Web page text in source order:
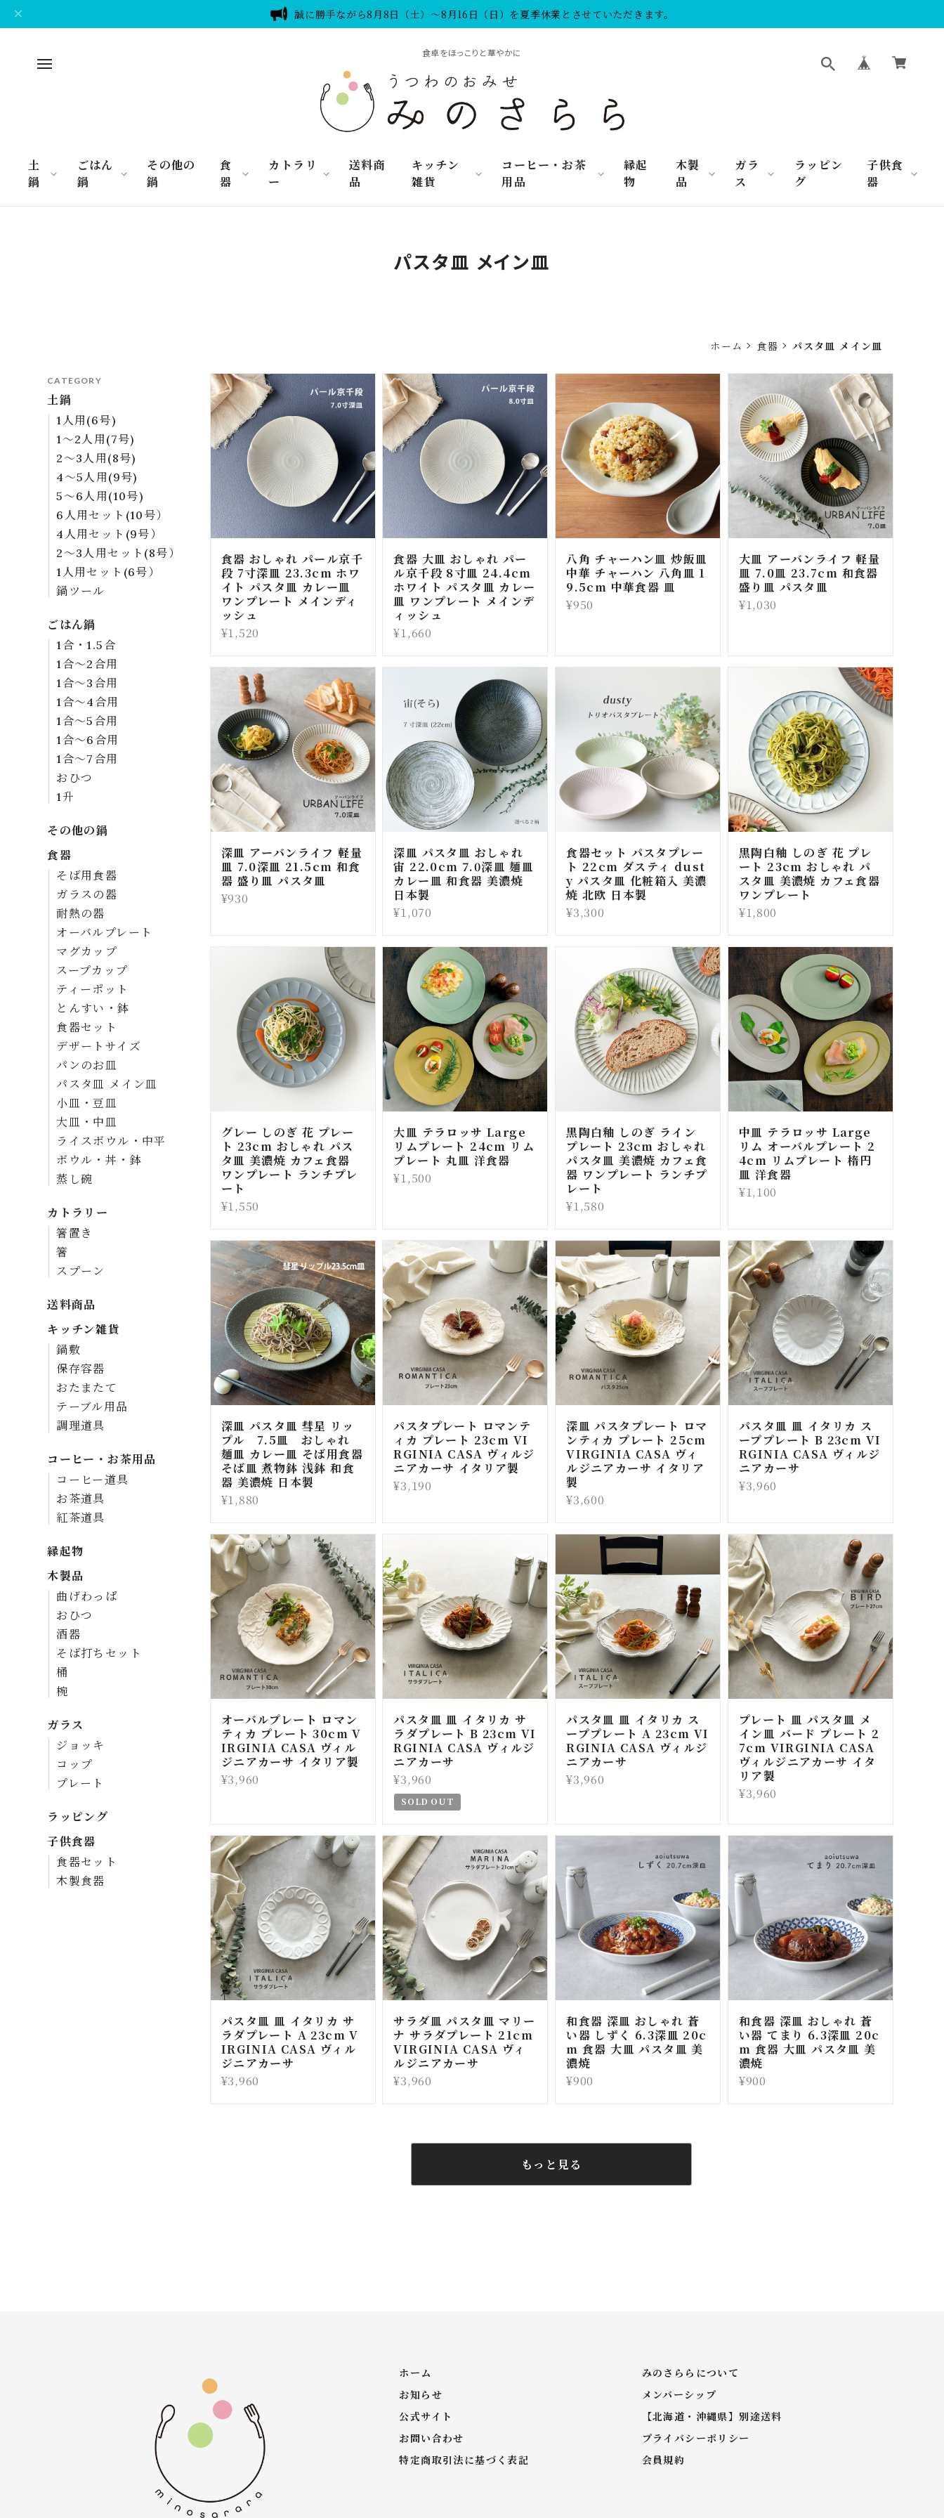
誠に勝手ながら8月8日（土）～8月16日（日）を夏季休業とさせていただきます。
食卓をほっこりと華やかに
土
鍋
ごはん
鍋
その他の
鍋
食
器
カトラリ
ー
送料商
品
キッチン
雑貨
コーヒー・お茶
用品
縁起
物
木製
品
ガラ
ス
ラッピン
グ
子供食
器
パスタ皿 メイン皿
ホーム 食器 パスタ皿 メイン皿
食器 おしゃれ パール京千
段 7寸深皿 23.3cm ホワ
イト パスタ皿 カレー皿
ワンプレート メインディ
ッシュ
¥1,520
食器 大皿 おしゃれ パー
ル京千段 8寸皿 24.4cm
ホワイト パスタ皿 カレー
皿 ワンプレート メインデ
ィッシュ
¥1,660
八角 チャーハン皿 炒飯皿
中華 チャーハン 八角皿 1
9.5cm 中華食器 皿
¥950
大皿 アーバンライフ 軽量
皿 7.0皿 23.7cm 和食器
盛り皿 パスタ皿
¥1,030
深皿 アーバンライフ 軽量
皿 7.0深皿 21.5cm 和食
器 盛り皿 パスタ皿
¥930
深皿 パスタ皿 おしゃれ
宙 22.0cm 7.0深皿 麺皿
カレー皿 和食器 美濃焼
日本製
¥1,070
食器セット パスタプレー
ト 22cm ダスティ dust
y パスタ皿 化粧箱入 美濃
焼 北欧 日本製
¥3,300
黒陶白釉 しのぎ 花 プレ
ート 23cm おしゃれ パ
スタ皿 美濃焼 カフェ食器
ワンプレート
¥1,800
グレー しのぎ 花 プレー
ト 23cm おしゃれ パス
タ皿 美濃焼 カフェ食器
ワンプレート ランチプレ
ート
¥1,550
大皿 テラロッサ Large
リムプレート 24cm リム
プレート 丸皿 洋食器
¥1,500
黒陶白釉 しのぎ ライン
プレート 23cm おしゃれ
パスタ皿 美濃焼 カフェ食
器 ワンプレート ランチプ
レート
¥1,580
中皿 テラロッサ Large
リム オーバルプレート 2
4cm リムプレート 楕円
皿 洋食器
¥1,100
深皿 パスタ皿 彗星 リッ
プル 7.5皿 おしゃれ
麺皿 カレー皿 そば用食器
そば皿 煮物鉢 浅鉢 和食
器 美濃焼 日本製
¥1,880
パスタプレート ロマンテ
ィカ プレート 23cm VI
RGINIA CASA ヴィルジ
ニアカーサ イタリア製
¥3,190
深皿 パスタプレート ロマ
ンティカ プレート 25cm
VIRGINIA CASA ヴィ
ルジニアカーサ イタリア
製
¥3,600
パスタ皿 皿 イタリカ ス
ーププレート B 23cm VI
RGINIA CASA ヴィルジ
ニアカーサ
¥3,960
オーバルプレート ロマン
ティカ プレート 30cm V
IRGINIA CASA ヴィル
ジニアカーサ イタリア製
¥3,960
パスタ皿 皿 イタリカ サ
ラダプレート B 23cm VI
RGINIA CASA ヴィルジ
ニアカーサ
¥3,960
SOLD OUT
パスタ皿 皿 イタリカ ス
ーププレート A 23cm VI
RGINIA CASA ヴィルジ
ニアカーサ
¥3,960
プレート 皿 パスタ皿 メ
イン皿 バード プレート 2
7cm VIRGINIA CASA
ヴィルジニアカーサ イタ
リア製
¥3,960
パスタ皿 皿 イタリカ サ
ラダプレート A 23cm V
IRGINIA CASA ヴィル
ジニアカーサ
¥3,960
サラダ皿 パスタ皿 マリー
ナ サラダプレート 21cm
VIRGINIA CASA ヴィ
ルジニアカーサ
¥3,960
和食器 深皿 おしゃれ 蒼
い器 しずく 6.3深皿 20c
m 食器 大皿 パスタ皿 美
濃焼
¥900
和食器 深皿 おしゃれ 蒼
い器 てまり 6.3深皿 20c
m 食器 大皿 パスタ皿 美
濃焼
¥900
もっと見る
CATEGORY
土鍋
1人用(6号)
1～2人用(7号)
2～3人用(8号)
4～5人用(9号)
5～6人用(10号)
6人用セット(10号）
4人用セット(9号）
2～3人用セット(8号）
1人用セット(6号）
鍋ツール
ごはん鍋
1合・1.5合
1合～2合用
1合～3合用
1合～4合用
1合～5合用
1合～6合用
1合～7合用
おひつ
1升
その他の鍋
食器
そば用食器
ガラスの器
耐熱の器
オーバルプレート
マグカップ
スープカップ
ティーポット
とんすい・鉢
食器セット
デザートサイズ
パンのお皿
パスタ皿 メイン皿
小皿・豆皿
大皿・中皿
ライスボウル・中平
ボウル・丼・鉢
蒸し碗
カトラリー
箸置き
箸
スプーン
送料商品
キッチン雑貨
鍋敷
保存容器
おたまたて
テーブル用品
調理道具
コーヒー・お茶用品
コーヒー道具
お茶道具
紅茶道具
縁起物
木製品
曲げわっぱ
おひつ
酒器
そば打ちセット
桶
椀
ガラス
ジョッキ
コップ
プレート
ラッピング
子供食器
食器セット
木製食器
ホーム
みのさららについて
お知らせ
メンバーシップ
公式サイト
【北海道・沖縄県】別途送料
お問い合わせ
プライバシーポリシー
特定商取引法に基づく表記
会員規約